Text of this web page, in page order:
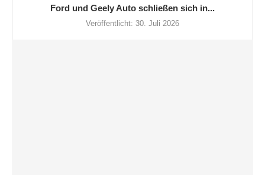
Ford und Geely Auto schließen sich in...
Veröffentlicht: 30. Juli 2026